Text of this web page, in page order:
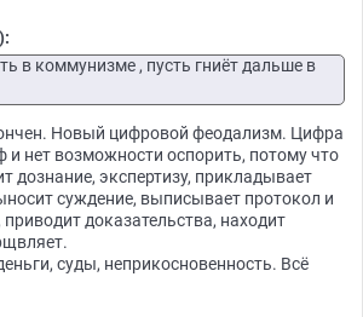
в коммунизме , пусть гниёт дальше в
Новый цифровой феодализм. Цифра
и нет возможности оспорить, потому что
дознание, экспертизу, прикладывает
суждение, выписывает протокол и
доказательства, находит
суды, неприкосновенность. Всё